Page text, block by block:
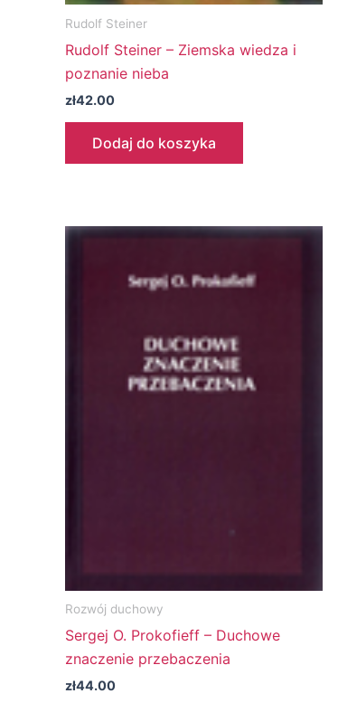
Rudolf Steiner
Rudolf Steiner – Ziemska wiedza i
poznanie nieba
zł42.00
Dodaj do koszyka
Rozwój duchowy
Sergej O. Prokofieff – Duchowe
znaczenie przebaczenia
zł44.00